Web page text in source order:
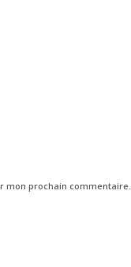
mon prochain commentaire.